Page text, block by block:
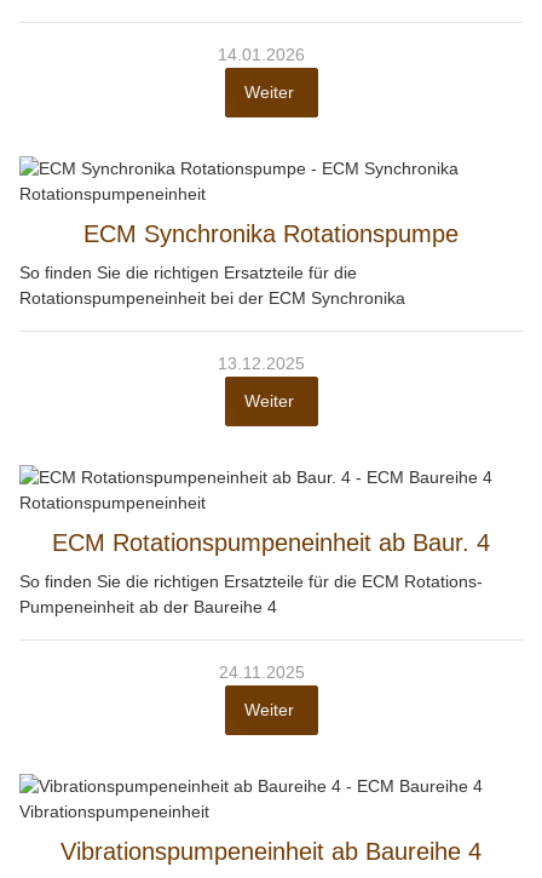
14.01.2026
Weiter
ECM Synchronika Rotationspumpe
So finden Sie die richtigen Ersatzteile für die
Rotationspumpeneinheit bei der ECM Synchronika
13.12.2025
Weiter
ECM Rotationspumpeneinheit ab Baur. 4
So finden Sie die richtigen Ersatzteile für die ECM Rotations-
Pumpeneinheit ab der Baureihe 4
24.11.2025
Weiter
Vibrationspumpeneinheit ab Baureihe 4